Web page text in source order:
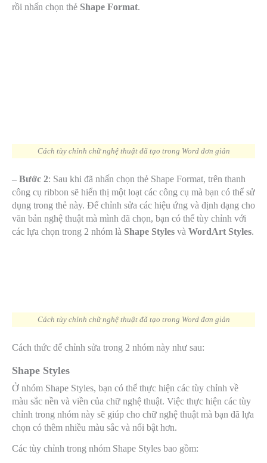
rồi nhấn chọn thẻ Shape Format.
Cách tùy chỉnh chữ nghệ thuật đã tạo trong Word đơn giản
– Bước 2: Sau khi đã nhấn chọn thẻ Shape Format, trên thanh
công cụ ribbon sẽ hiển thị một loạt các công cụ mà bạn có thể sử
dụng trong thẻ này. Để chỉnh sửa các hiệu ứng và định dạng cho
văn bản nghệ thuật mà mình đã chọn, bạn có thể tùy chỉnh với
các lựa chọn trong 2 nhóm là Shape Styles và WordArt Styles.
Cách tùy chỉnh chữ nghệ thuật đã tạo trong Word đơn giản
Cách thức để chỉnh sửa trong 2 nhóm này như sau:
Shape Styles
Ở nhóm Shape Styles, bạn có thể thực hiện các tùy chỉnh về
màu sắc nền và viền của chữ nghệ thuật. Việc thực hiện các tùy
chỉnh trong nhóm này sẽ giúp cho chữ nghệ thuật mà bạn đã lựa
chọn có thêm nhiều màu sắc và nổi bật hơn.
Các tùy chỉnh trong nhóm Shape Styles bao gồm: